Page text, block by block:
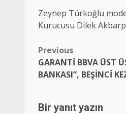
Zeynep Türkoğlu
Kurucusu Dilek
Post
navigation
Previous
GARANTİ BBVA ÜST
BANKASI”, BEŞİNCİ
Bir yanıt yazın